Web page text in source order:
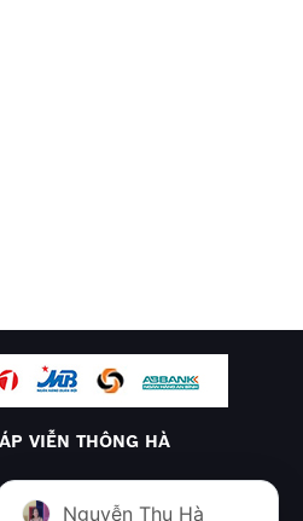
VIỄN THÔNG HÀ
Hoàng Mai, Hà Nội
0904.608.606Nguyễn Thu Hà